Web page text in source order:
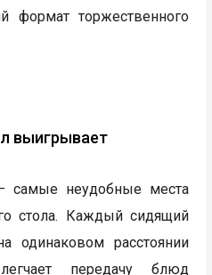
формат торжественного
выигрывает
самые неудобные места
стола. Каждый сидящий
одинаковом расстоянии
передачу блюд